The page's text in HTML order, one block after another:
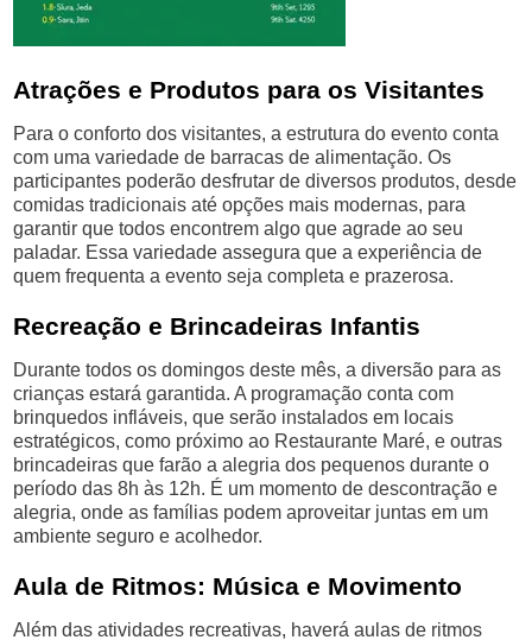
Atrações e Produtos para os Visitantes
Para o conforto dos visitantes, a estrutura do evento conta
com uma variedade de barracas de alimentação. Os
participantes poderão desfrutar de diversos produtos, desde
comidas tradicionais até opções mais modernas, para
garantir que todos encontrem algo que agrade ao seu
paladar. Essa variedade assegura que a experiência de
quem frequenta a evento seja completa e prazerosa.
Recreação e Brincadeiras Infantis
Durante todos os domingos deste mês, a diversão para as
crianças estará garantida. A programação conta com
brinquedos infláveis, que serão instalados em locais
estratégicos, como próximo ao Restaurante Maré, e outras
brincadeiras que farão a alegria dos pequenos durante o
período das 8h às 12h. É um momento de descontração e
alegria, onde as famílias podem aproveitar juntas em um
ambiente seguro e acolhedor.
Aula de Ritmos: Música e Movimento
Além das atividades recreativas, haverá aulas de ritmos